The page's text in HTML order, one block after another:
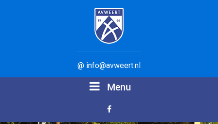
@ info@avweert.nl
Menu